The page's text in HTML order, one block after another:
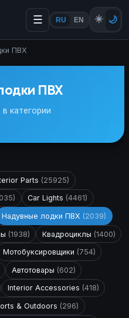
☰ RU EN ☀️ 🌙
ПВХ
ПВХ
категории
Parts (25925)
Car Lights (4461)
Надувные лодки ПВХ (2039)
(1938) Квадроциклы (1400)
Мотобуксировщики (754)
Автотовары (602)
Interior Accessories (418)
& Outdoors (296)